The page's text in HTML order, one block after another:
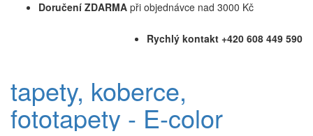
Doručení ZDARMA při objednávce nad 3000 Kč
Rychlý kontakt +420 608 449 590
tapety, koberce,
fototapety - E-color